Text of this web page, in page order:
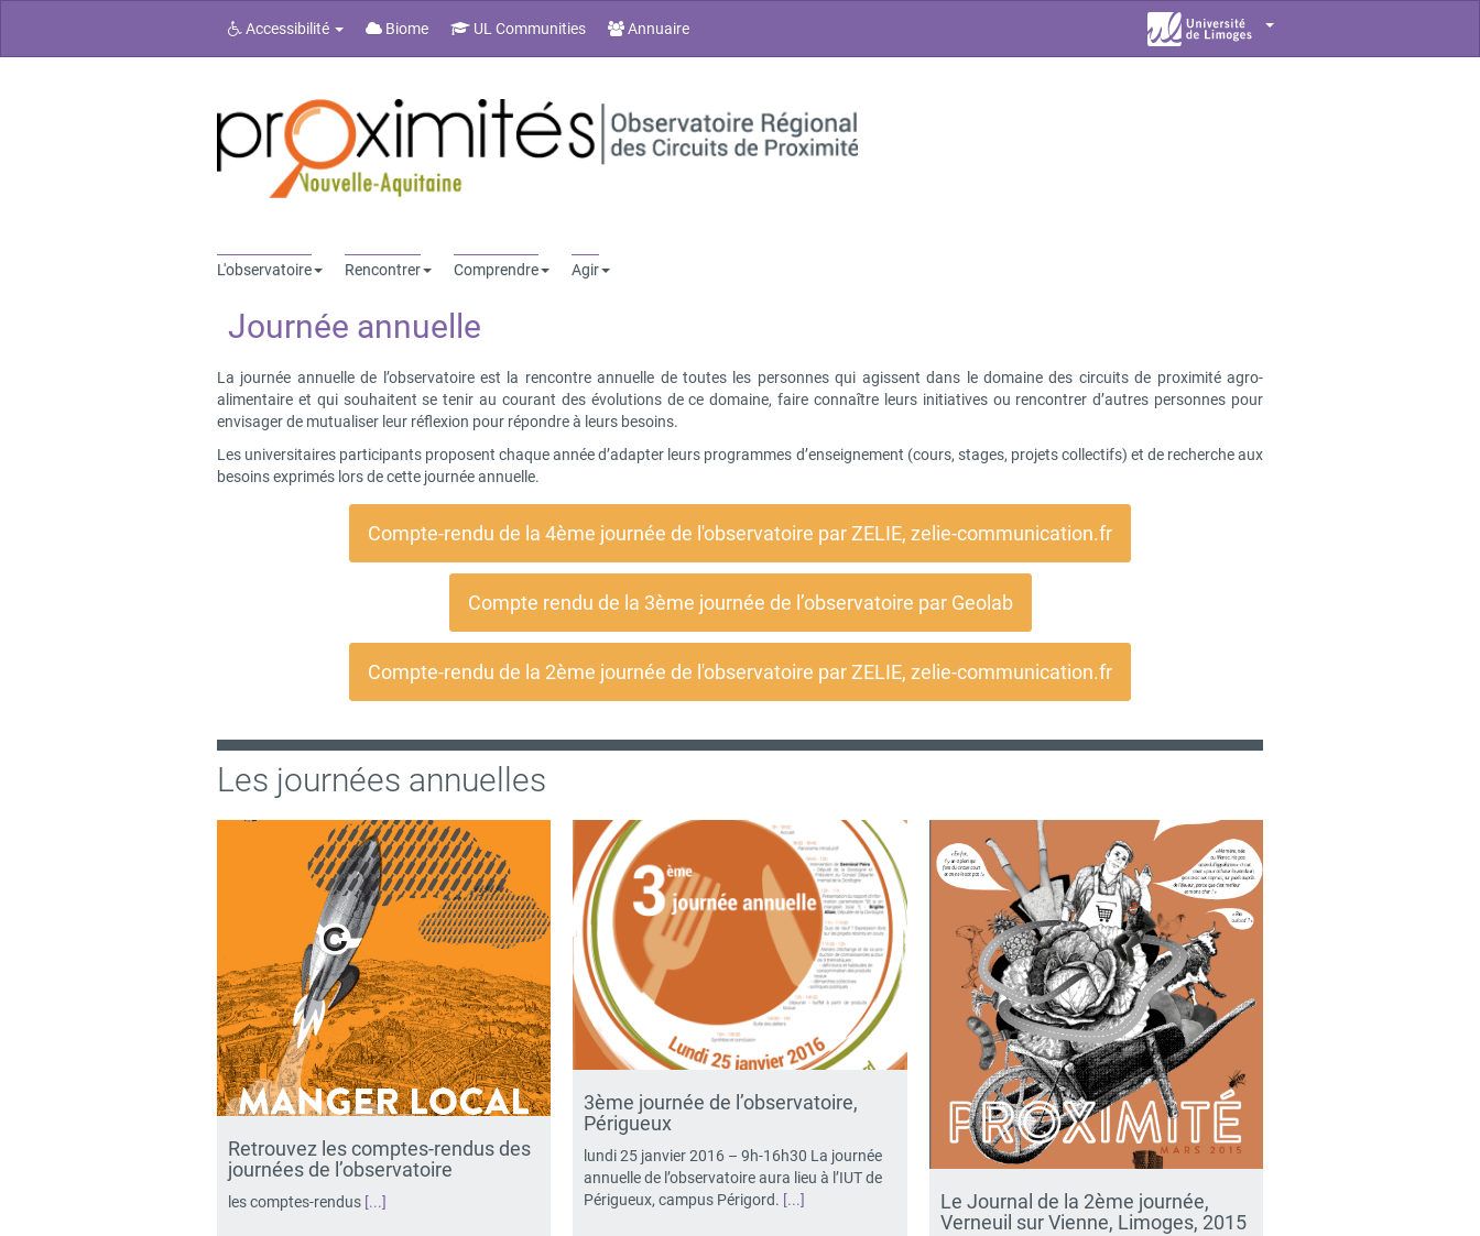
Accessibilité Biome UL Communities Annuaire
L'observatoire Rencontrer Comprendre Agir
Journée annuelle
La journée annuelle de l’observatoire est la rencontre annuelle de toutes les personnes qui agissent dans le domaine des circuits de proximité agro-
alimentaire et qui souhaitent se tenir au courant des évolutions de ce domaine, faire connaître leurs initiatives ou rencontrer d’autres personnes pour
envisager de mutualiser leur réflexion pour répondre à leurs besoins.
Les universitaires participants proposent chaque année d’adapter leurs programmes d’enseignement (cours, stages, projets collectifs) et de recherche aux
besoins exprimés lors de cette journée annuelle.
Compte-rendu de la 4ème journée de l'observatoire par ZELIE, zelie-communication.fr
Compte rendu de la 3ème journée de l’observatoire par Geolab
Compte-rendu de la 2ème journée de l'observatoire par ZELIE, zelie-communication.fr
Les journées annuelles
Retrouvez les comptes-rendus des
journées de l’observatoire
les comptes-rendus [...]
3ème journée de l’observatoire,
Périgueux
lundi 25 janvier 2016 – 9h-16h30 La journée
annuelle de l’observatoire aura lieu à l’IUT de
Périgueux, campus Périgord. [...]
Le Journal de la 2ème journée,
Verneuil sur Vienne, Limoges, 2015